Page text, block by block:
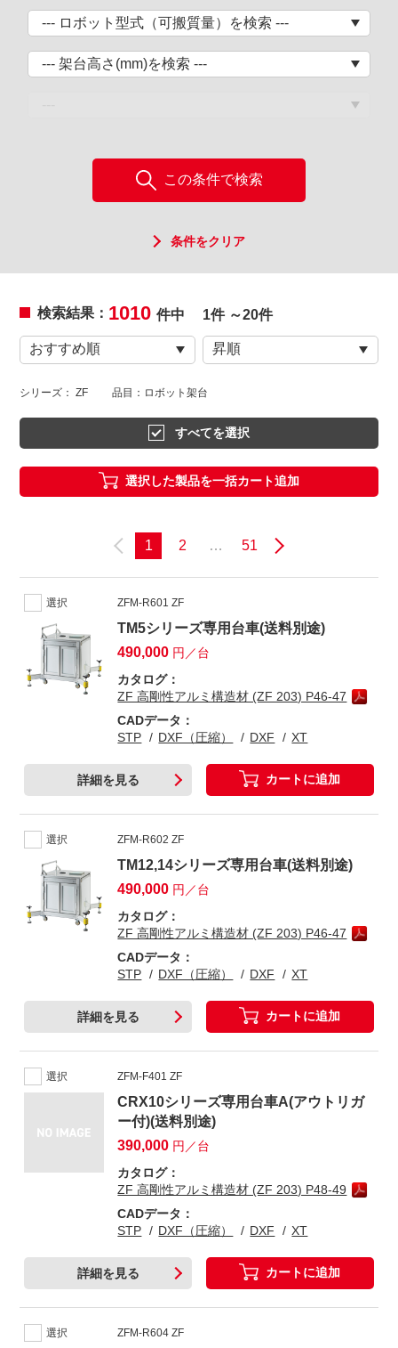
この条件で検索
条件をクリア
検索結果： 1010件中 1件 ～20件
シリーズ： ZF 品目：ロボット架台
すべてを選択
選択した製品を一括カート追加
1 2 … 51
選択 ZFM-R601 ZF
TM5シリーズ専用台車(送料別途)
490,000 円／台
カタログ：
ZF 高剛性アルミ構造材 (ZF 203) P46-47
CADデータ：
STP
DXF（圧縮） DXF XT
詳細を見る カートに追加
選択 ZFM-R602 ZF
TM12,14シリーズ専用台車(送料別途)
490,000 円／台
カタログ：
ZF 高剛性アルミ構造材 (ZF 203) P46-47
CADデータ：
STP
DXF（圧縮） DXF XT
詳細を見る カートに追加
選択 ZFM-F401 ZF
CRX10シリーズ専用台車A(アウトリガ
ー付)(送料別途)
390,000 円／台
カタログ：
ZF 高剛性アルミ構造材 (ZF 203) P48-49
CADデータ：
STP
DXF（圧縮） DXF XT
詳細を見る カートに追加
選択 ZFM-R604 ZF